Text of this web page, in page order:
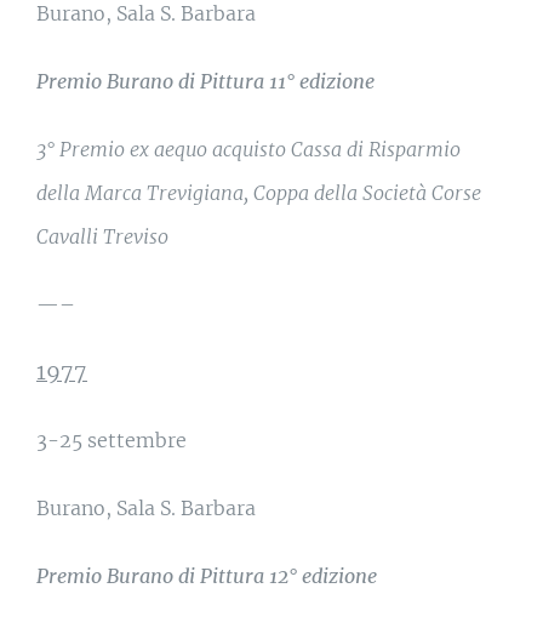
Burano, Sala S. Barbara
Premio Burano di Pittura 11° edizione
3° Premio ex aequo acquisto Cassa di Risparmio
della Marca Trevigiana, Coppa della Società Corse
Cavalli Treviso
—–
1977
3-25 settembre
Burano, Sala S. Barbara
Premio Burano di Pittura 12° edizione